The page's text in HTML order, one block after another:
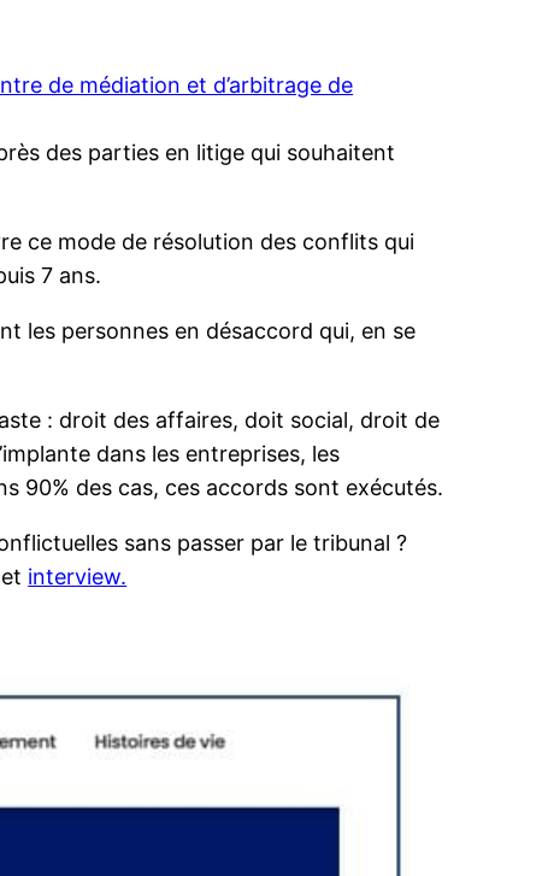
de médiation et d’arbitrage de
des parties en litige qui souhaitent
ce mode de résolution des conflits qui
7 ans.
les personnes en désaccord qui, en se
: droit des affaires, doit social, droit de
dans les entreprises, les
90% des cas, ces accords sont exécutés.
sans passer par le tribunal ?
interview.